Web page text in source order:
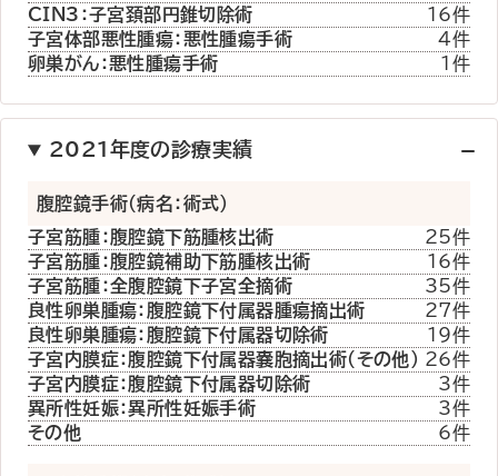
CIN3：子宮頚部円錐切除術
16件
子宮体部悪性腫瘍：悪性腫瘍手術
4件
卵巣がん：悪性腫瘍手術
1件
2021年度の診療実績
腹腔鏡手術（病名：術式）
子宮筋腫：腹腔鏡下筋腫核出術
25件
子宮筋腫：腹腔鏡補助下筋腫核出術
16件
子宮筋腫：全腹腔鏡下子宮全摘術
35件
良性卵巣腫瘍：腹腔鏡下付属器腫瘍摘出術
27件
良性卵巣腫瘍：腹腔鏡下付属器切除術
19件
子宮内膜症：腹腔鏡下付属器嚢胞摘出術（その他） 26件
子宮内膜症：腹腔鏡下付属器切除術
3件
異所性妊娠：異所性妊娠手術
3件
その他
6件